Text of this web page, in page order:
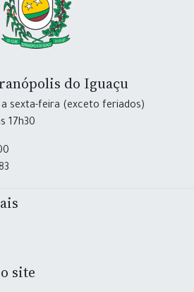
do Iguaçu
a sexta-feira (exceto feriados)
17h30
site